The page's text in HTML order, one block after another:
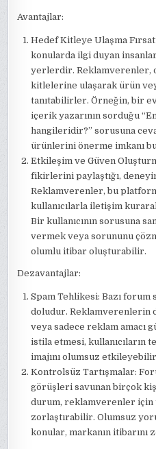
Avantajlar:
Hedef Kitleye Ulaşma
konularda ilgi duyan
yerlerdir. Reklamverenler,
kitlelerine ulaşarak ürün
tanıtabilirler. Örneğin, bir
içerik yazarının sorduğu
hangileridir?” sorusuna
ürünlerini önerme imkanı
Etkileşim ve Güven
fikirlerini paylaştığı,
Reklamverenler, bu
kullanıcılarla iletişim
Bir kullanıcının sorusuna
vermek veya sorununu
olumlu itibar oluşturabilir.
Dezavantajlar:
Spam Tehlikesi: Bazı
doludur. Reklamverenlerin
veya sadece reklam amacı
istila etmesi, kullanıcıların
imajını olumsuz
Kontrolsüz Tartışmalar:
görüşleri savunan birçok
durum, reklamverenler için
zorlaştırabilir. Olumsuz
konular, markanın itibarını